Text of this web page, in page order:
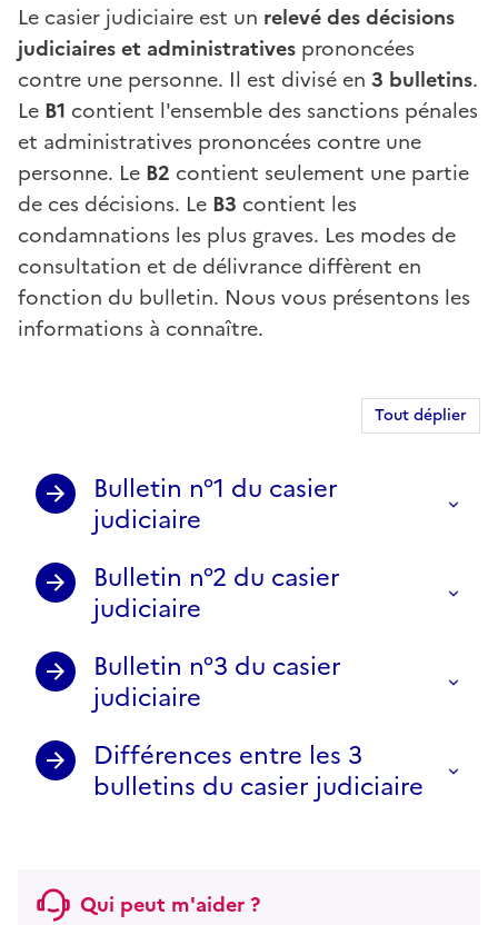
Le casier judiciaire est un relevé des décisions
judiciaires et administratives prononcées
contre une personne. Il est divisé en 3 bulletins.
Le B1 contient l'ensemble des sanctions pénales
et administratives prononcées contre une
personne. Le B2 contient seulement une partie
de ces décisions. Le B3 contient les
condamnations les plus graves. Les modes de
consultation et de délivrance diffèrent en
fonction du bulletin. Nous vous présentons les
informations à connaître.
Tout déplier
Bulletin n°1 du casier
judiciaire
Bulletin n°2 du casier
judiciaire
Bulletin n°3 du casier
judiciaire
Différences entre les 3
bulletins du casier judiciaire
Qui peut m'aider ?